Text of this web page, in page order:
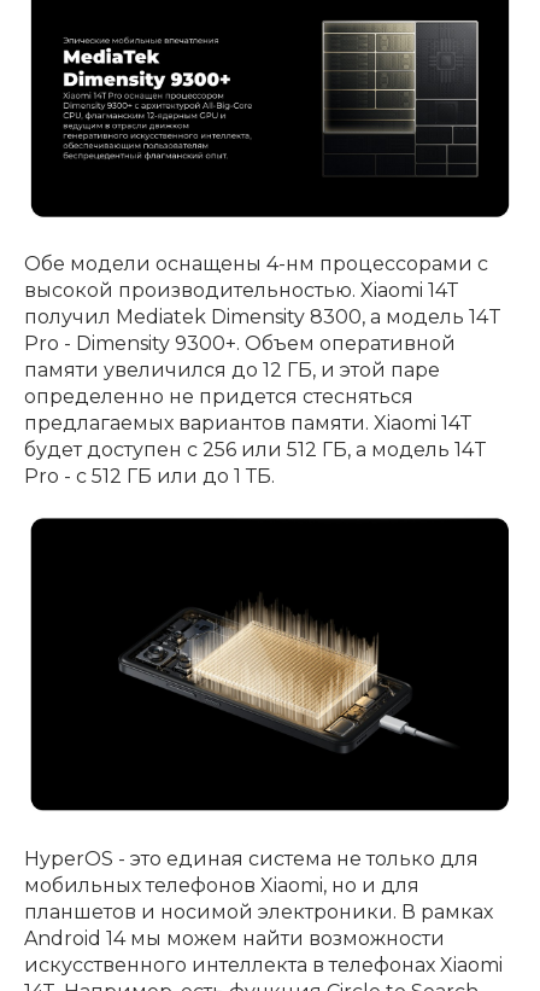
Обе модели оснащены 4-нм процессорами с
высокой производительностью. Xiaomi 14T
получил Mediatek Dimensity 8300, а модель 14T
Pro - Dimensity 9300+. Объем оперативной
памяти увеличился до 12 ГБ, и этой паре
определенно не придется стесняться
предлагаемых вариантов памяти. Xiaomi 14T
будет доступен с 256 или 512 ГБ, а модель 14T
Pro - с 512 ГБ или до 1 ТБ.
HyperOS - это единая система не только для
мобильных телефонов Xiaomi, но и для
планшетов и носимой электроники. В рамках
Android 14 мы можем найти возможности
искусственного интеллекта в телефонах Xiaomi